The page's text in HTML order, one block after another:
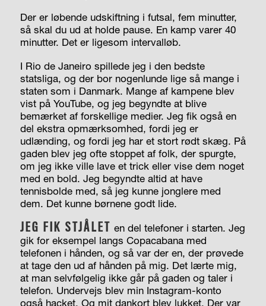
Der er løbende udskiftning i futsal, fem minutter,
så skal du ud at holde pause. En kamp varer 40
minutter. Det er ligesom intervalløb.
I Rio de Janeiro spillede jeg i den bedste
statsliga, og der bor nogenlunde lige så mange i
staten som i Danmark. Mange af kampene blev
vist på YouTube, og jeg begyndte at blive
bemærket af forskellige medier. Jeg fik også en
del ekstra opmærksomhed, fordi jeg er
udlænding, og fordi jeg har et stort rødt skæg. På
gaden blev jeg ofte stoppet af folk, der spurgte,
om jeg ikke ville lave et trick eller vise dem noget
med en bold. Jeg begyndte altid at have
tennisbolde med, så jeg kunne jonglere med
dem. Det kunne børnene godt lide.
JEG FIK STJÅLET en del telefoner i starten. Jeg
gik for eksempel langs Copacabana med
telefonen i hånden, og så var der en, der prøvede
at tage den ud af hånden på mig. Det lærte mig,
at man selvfølgelig ikke går på gaden og taler i
telefon. Undervejs blev min Instagram-konto
også hacket. Og mit dankort blev lukket. Der var